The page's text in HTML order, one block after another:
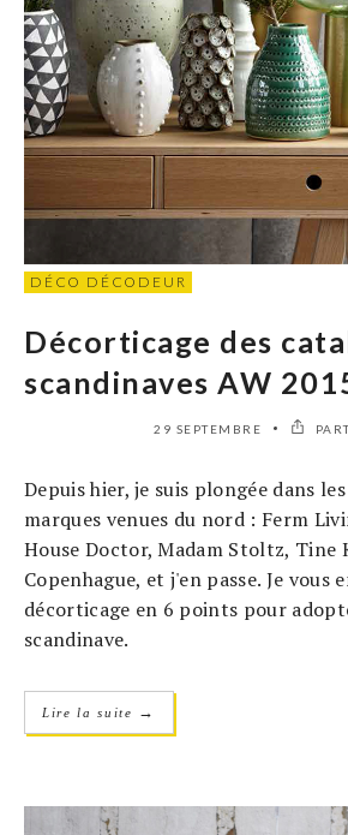
DÉCO DÉCODEUR
Décorticage des
scandinaves AW
29 SEPTEMBRE
Depuis hier, je suis plongée dans
marques venues du nord : Ferm
House Doctor, Madam Stoltz, Tine
Copenhague, et j'en passe. Je vous
décorticage en 6 points pour
scandinave.
Lire la suite →